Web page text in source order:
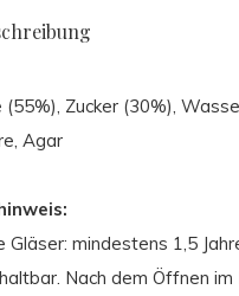
Zucker (30%),
Agar
mindestens 1,5
Nach dem Öffnen im